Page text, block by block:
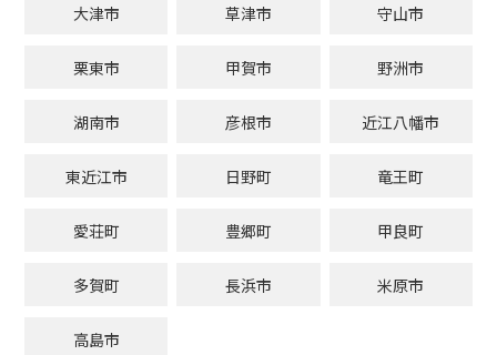
大津市 草津市 守山市
栗東市 甲賀市 野洲市
湖南市 彦根市 近江八幡市
東近江市 日野町 竜王町
愛荘町 豊郷町 甲良町
多賀町 長浜市 米原市
高島市